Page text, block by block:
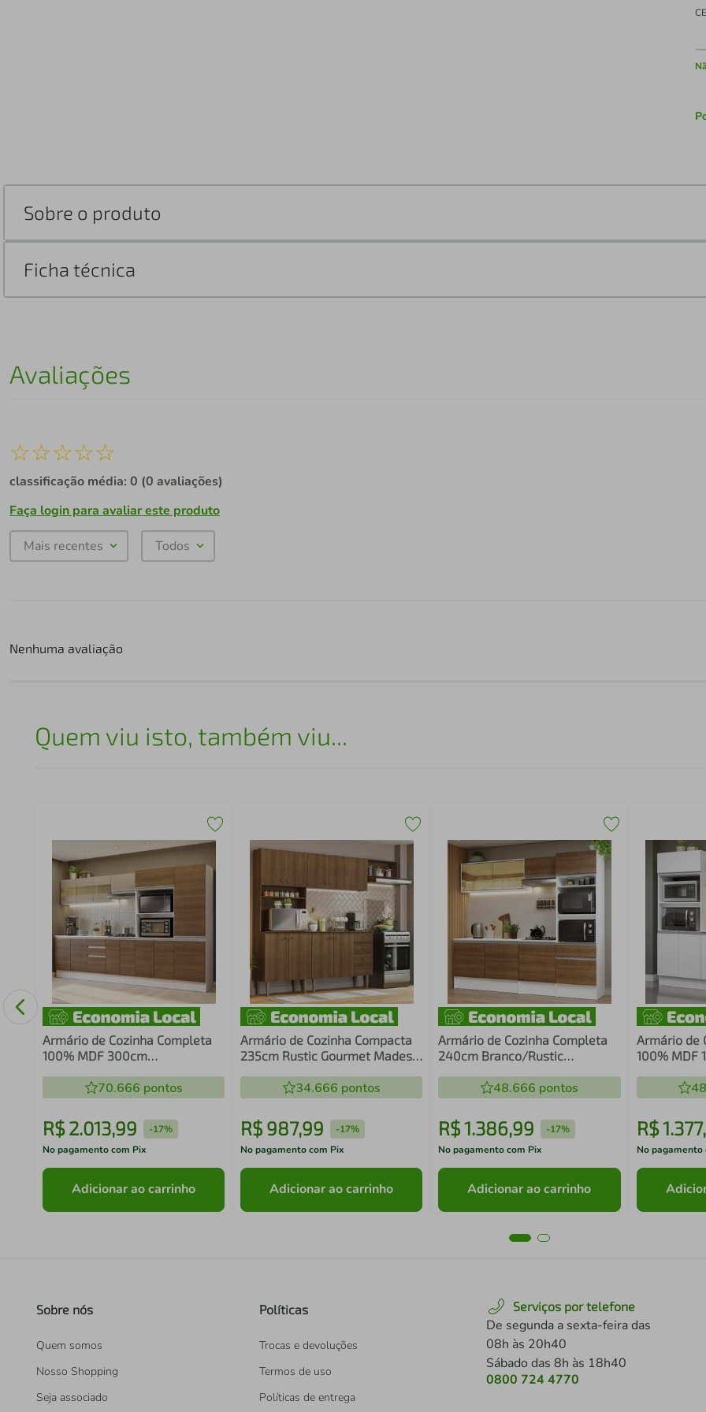
Sobre o produto
Ficha técnica
Avaliações
☆☆☆☆☆
classificação média: 0 (0 avaliações)
Faça login para avaliar este produto
Mais recentes Todos
Nenhuma avaliação
Quem viu isto, também viu...
Armário de Cozinha Completa
100% MDF 300cm
Madesa 0270.666 pontos
R$ 2.013,99 -17%
No pagamento com Pix
Adicionar ao carrinho
Armário de Cozinha Compacta
235cm Rustic Gourmet Madesa
34.666 pontos
R$ 987,99 -17%
No pagamento com Pix
Adicionar ao carrinho
Armário de Cozinha Completa
240cm Branco/Rustic
48.666 pontos
R$1.386,99 -17%
No pagamento com Pix
Adicionar ao carrinho
Armário de
100% MDF
R$1.377,
No pagamento
Sobre nós
Quem somos
Nosso Shopping
Seja associado
Políticas
Trocas e devoluções
Termos de uso
Políticas de entrega
Serviços por telefone
De segunda a sexta-feira das
08h às 20h40
Sábado das 8h às 18h40
0800 724 4770